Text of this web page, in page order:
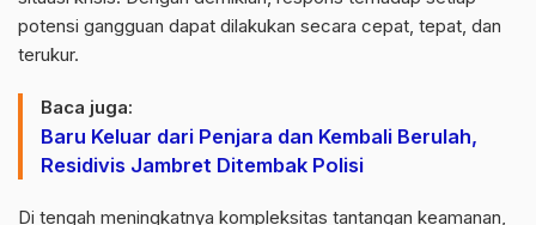
potensi gangguan dapat dilakukan secara cepat, tepat, dan
terukur.
Baca juga:
Baru Keluar dari Penjara dan Kembali Berulah,
Residivis Jambret Ditembak Polisi
Di tengah meningkatnya kompleksitas tantangan keamanan,